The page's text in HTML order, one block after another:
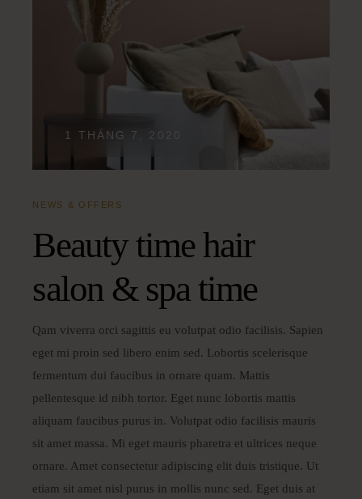
1 THÁNG 7, 2020
NEWS & OFFERS
Beauty time hair
salon & spa time
Qam viverra orci sagittis eu volutpat odio facilisis. Sapien
eget mi proin sed libero enim sed. Lobortis scelerisque
fermentum dui faucibus in ornare quam. Mattis
pellentesque id nibh tortor. Eget nunc lobortis mattis
aliquam faucibus purus in. Volutpat odio facilisis mauris
sit amet massa. Mi eget mauris pharetra et ultrices neque
ornare. Amet consectetur adipiscing elit duis tristique. Ut
etiam sit amet nisl purus in mollis nunc sed. Eget duis at